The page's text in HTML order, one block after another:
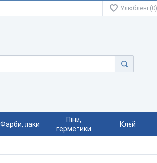
Улюблені (0)
Фарби, лаки
Піни,
герметики
Клей